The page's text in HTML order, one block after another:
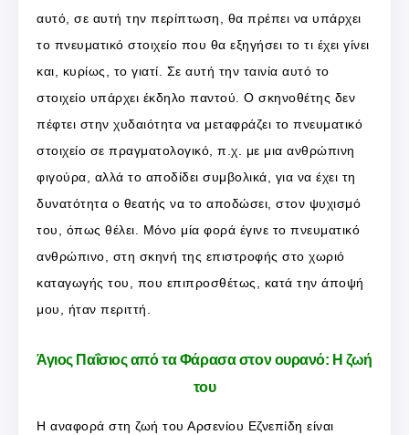
αυτό, σε αυτή την περίπτωση, θα πρέπει να υπάρχει
το πνευματικό στοιχείο που θα εξηγήσει το τι έχει γίνει
και, κυρίως, το γιατί. Σε αυτή την ταινία αυτό το
στοιχείο υπάρχει έκδηλο παντού. Ο σκηνοθέτης δεν
πέφτει στην χυδαιότητα να μεταφράζει το πνευματικό
στοιχείο σε πραγματολογικό, π.χ. με μια ανθρώπινη
φιγούρα, αλλά το αποδίδει συμβολικά, για να έχει τη
δυνατότητα ο θεατής να το αποδώσει, στον ψυχισμό
του, όπως θέλει. Μόνο μία φορά έγινε το πνευματικό
ανθρώπινο, στη σκηνή της επιστροφής στο χωριό
καταγωγής του, που επιπροσθέτως, κατά την άποψή
μου, ήταν περιττή.
Άγιος Παΐσιος από τα Φάρασα στον ουρανό: Η ζωή
του
Η αναφορά στη ζωή του Αρσενίου Εζνεπίδη είναι